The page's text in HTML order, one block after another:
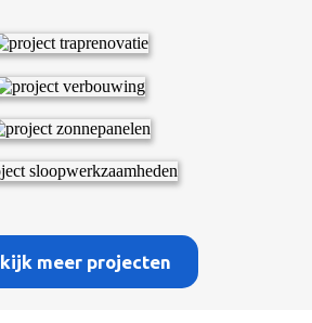
meer projecten